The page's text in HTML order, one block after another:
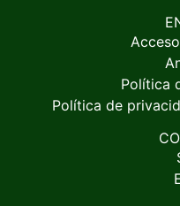
Política
Política de